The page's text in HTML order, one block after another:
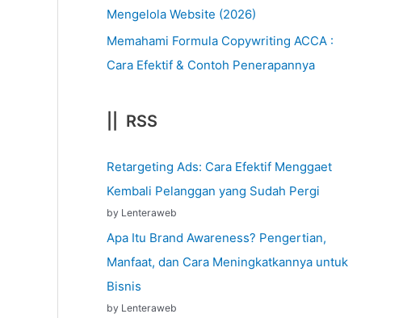
Mengelola Website (2026)
Memahami Formula Copywriting ACCA :
Cara Efektif & Contoh Penerapannya
|| RSS
Retargeting Ads: Cara Efektif Menggaet
Kembali Pelanggan yang Sudah Pergi
by Lenteraweb
Apa Itu Brand Awareness? Pengertian,
Manfaat, dan Cara Meningkatkannya untuk
Bisnis
by Lenteraweb